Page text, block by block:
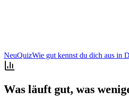
NeuQuizWie gut kennst du dich aus in
Was läuft gut, was